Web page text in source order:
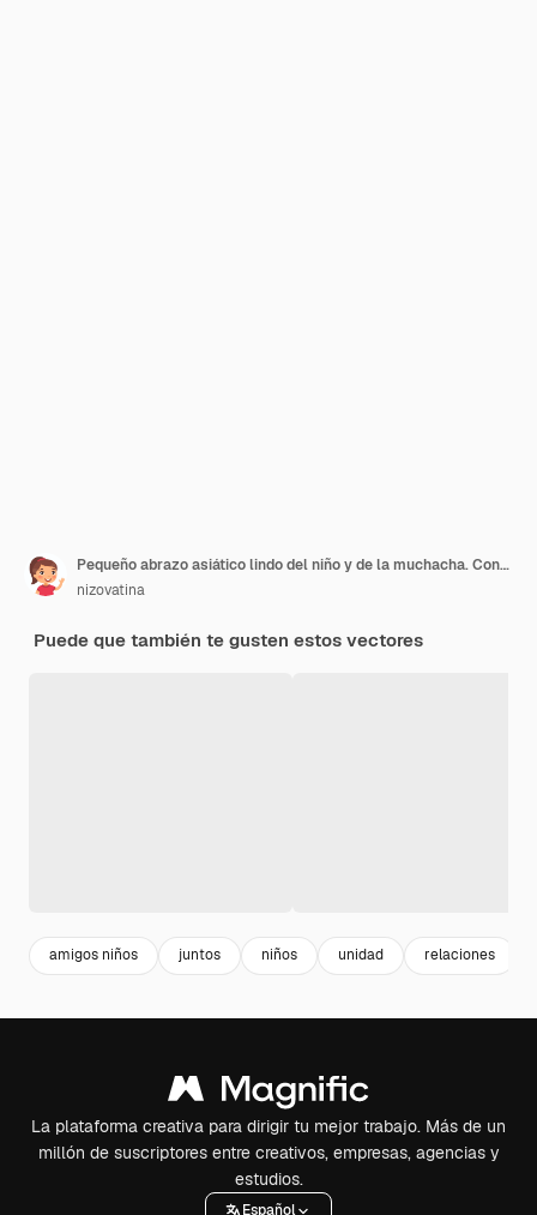
Pequeño abrazo asiático lindo del niño y de la muchacha. Concepto del día de la amistad. Texto sobre fondo de cinta amarilla. Personaje de dibujos animados divertidos Ilustración, aislado sobre fondo blanco.
nizovatina
Puede que también te gusten estos vectores
amigos niños juntos niños unidad relaciones
La plataforma creativa para dirigir tu mejor trabajo. Más de un
millón de suscriptores entre creativos, empresas, agencias y
estudios.
Español